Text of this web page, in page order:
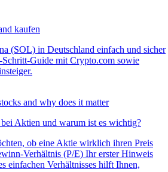
kaufen
(SOL) in Deutschland einfach und sicher
Guide mit Crypto.com sowie
Aktien und warum ist es wichtig?
ob eine Aktie wirklich ihren Preis
Verhältnis (P/E) Ihr erster Hinweis
einfachen Verhältnisses hilft Ihnen,